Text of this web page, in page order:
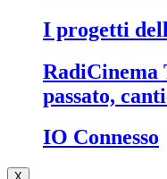
I progetti
RadiCinema
passato,
IO Connesso